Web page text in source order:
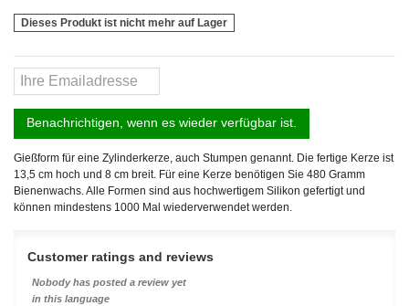
Dieses Produkt ist nicht mehr auf Lager
Benachrichtigen, wenn es wieder verfügbar ist.
Gießform für eine Zylinderkerze, auch Stumpen genannt. Die fertige Kerze ist
13,5 cm hoch und 8 cm breit. Für eine Kerze benötigen Sie 480 Gramm
Bienenwachs. Alle Formen sind aus hochwertigem Silikon gefertigt und
können mindestens 1000 Mal wiederverwendet werden.
Customer ratings and reviews
Nobody has posted a review yet
in this language